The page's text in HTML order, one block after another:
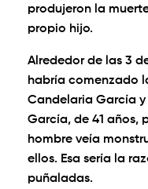
produjeron la
propio hijo.
Alrededor de las 3
habría comenzado
Candelaria García
García, de 41 años,
hombre veía
ellos. Esa sería la
puñaladas.